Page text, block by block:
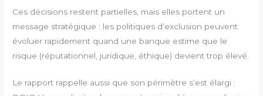
Ces décisions restent partielles, mais elles portent un
message stratégique : les politiques d’exclusion peuvent
évoluer rapidement quand une banque estime que le
risque (réputationnel, juridique, éthique) devient trop élevé.
Le rapport rappelle aussi que son périmètre s’est élargi :